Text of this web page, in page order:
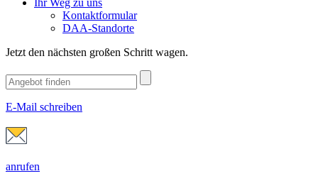
Ihr Weg zu uns
Kontaktformular
DAA-Standorte
Jetzt den nächsten großen Schritt wagen.
E-Mail schreiben
anrufen